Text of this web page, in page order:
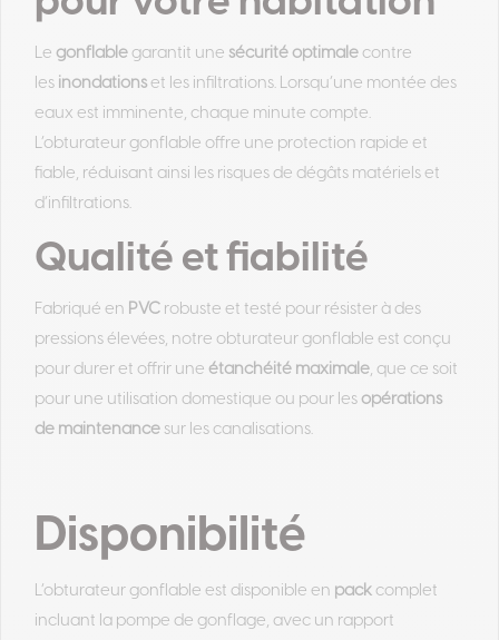
Le gonflable garantit une sécurité optimale contre
les inondations et les infiltrations. Lorsqu’une montée des
eaux est imminente, chaque minute compte.
L’obturateur gonflable offre une protection rapide et
fiable, réduisant ainsi les risques de dégâts matériels et
d’infiltrations.
Qualité et fiabilité
Fabriqué en PVC robuste et testé pour résister à des
pressions élevées, notre obturateur gonflable est conçu
pour durer et offrir une étanchéité maximale, que ce soit
pour une utilisation domestique ou pour les opérations
de maintenance sur les canalisations.
Disponibilité
L’obturateur gonflable est disponible en pack complet
incluant la pompe de gonflage, avec un rapport